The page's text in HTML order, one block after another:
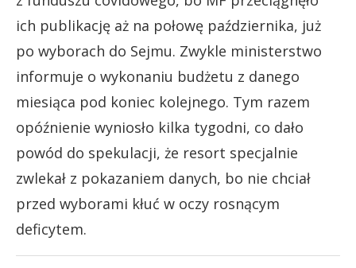
ich publikację aż na połowę października, już
po wyborach do Sejmu. Zwykle ministerstwo
informuje o wykonaniu budżetu z danego
miesiąca pod koniec kolejnego. Tym razem
opóźnienie wyniosło kilka tygodni, co dało
powód do spekulacji, że resort specjalnie
zwlekał z pokazaniem danych, bo nie chciał
przed wyborami kłuć w oczy rosnącym
deficytem.